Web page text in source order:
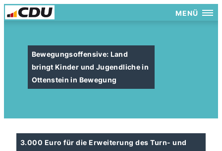
MENÜ
Bewegungsoffensive: Land
bringt Kinder und Jugendliche in
Ottenstein in Bewegung
3.000 Euro für die Erweiterung des Turn- und